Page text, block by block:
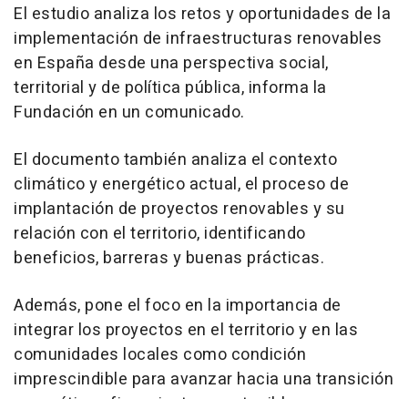
El estudio analiza los retos y oportunidades de la
implementación de infraestructuras renovables
en España desde una perspectiva social,
territorial y de política pública, informa la
Fundación en un comunicado.
El documento también analiza el contexto
climático y energético actual, el proceso de
implantación de proyectos renovables y su
relación con el territorio, identificando
beneficios, barreras y buenas prácticas.
Además, pone el foco en la importancia de
integrar los proyectos en el territorio y en las
comunidades locales como condición
imprescindible para avanzar hacia una transición